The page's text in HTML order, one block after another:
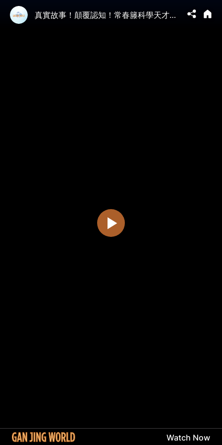
真實故事！顛覆認知！常春籐科學天才離奇離世，通靈鄰居驚掉所有人：他只是在地球演完了一個角色，現在回天上去了……|#信不信由你
Watch Now